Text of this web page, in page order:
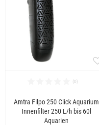
Amtra Filpo 250 Click Aquarium
Innenfilter 250 L/h bis 60l
Aquarien